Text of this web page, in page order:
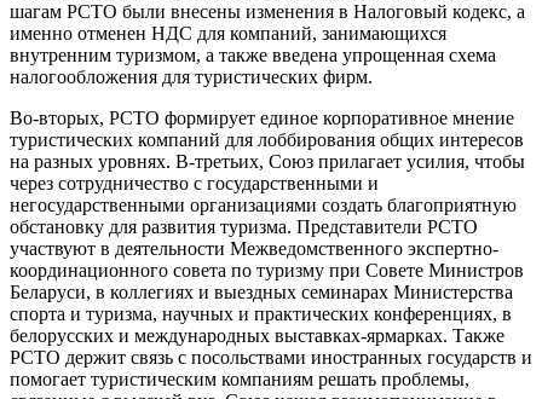
шагам РСТО были внесены изменения в Налоговый кодекс, а
именно отменен НДС для компаний, занимающихся
внутренним туризмом, а также введена упрощенная схема
налогообложения для туристических фирм.
Во-вторых, РСТО формирует единое корпоративное мнение
туристических компаний для лоббирования общих интересов
на разных уровнях. В-третьих, Союз прилагает усилия, чтобы
через сотрудничество с государственными и
негосударственными организациями создать благоприятную
обстановку для развития туризма. Представители РСТО
участвуют в деятельности Межведомственного экспертно-
координационного совета по туризму при Совете Министров
Беларуси, в коллегиях и выездных семинарах Министерства
спорта и туризма, научных и практических конференциях, в
белорусских и международных выставках-ярмарках. Также
РСТО держит связь с посольствами иностранных государств и
помогает туристическим компаниям решать проблемы,